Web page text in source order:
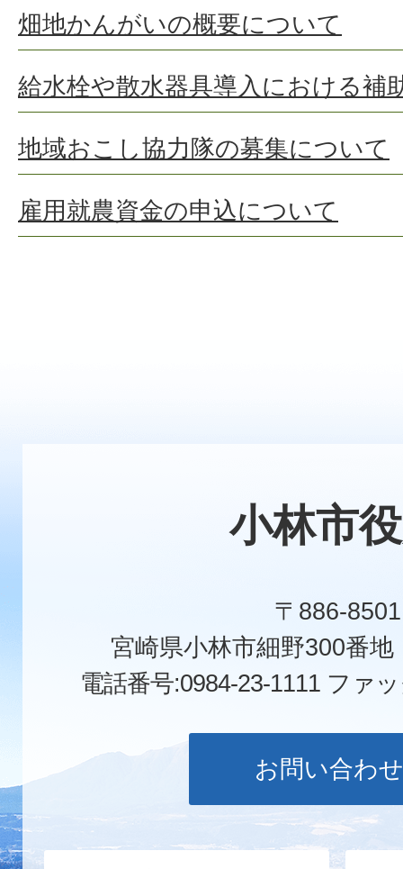
畑地かんがいの概要について
給水栓や散水器具導入における補
地域おこし協力隊の募集について
雇用就農資金の申込について
小林市
〒886-8501
宮崎県小林市細野300番
電話番号:0984-23-1111 ファ
お問い合わせ